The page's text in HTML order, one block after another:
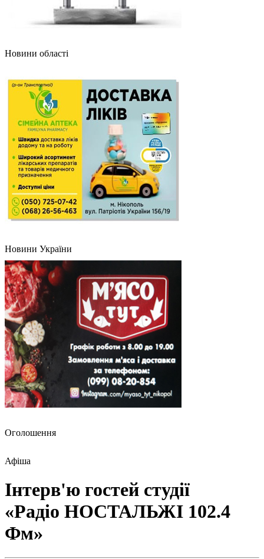
Новини області
Новини України
Оголошення
Афіша
Інтерв'ю гостей студії
«Радіо НОСТАЛЬЖІ 102.4
Фм»